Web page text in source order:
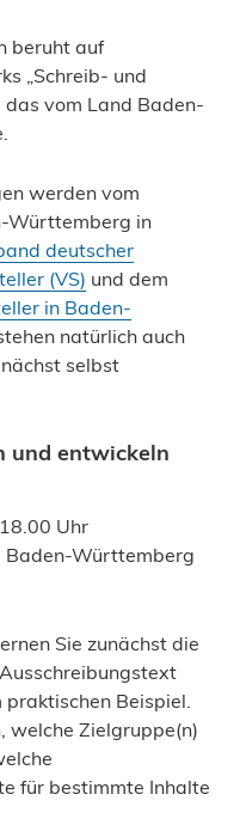
beruht auf
„Schreib- und
das vom Land Baden-
werden vom
Württemberg in
deutscher
(VS) und dem
in Baden-
natürlich auch
selbst
und entwickeln
Uhr
Baden-Württemberg
Sie zunächst die
praktischen Beispiel.
welche Zielgruppe(n)
für bestimmte Inhalte